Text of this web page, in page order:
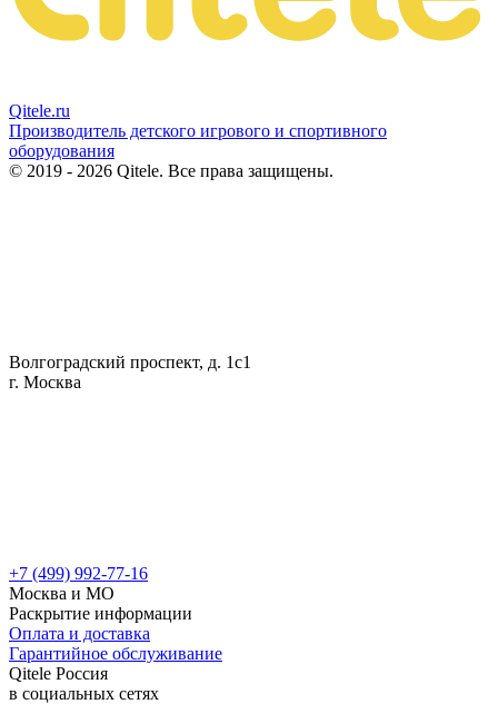
Qitele.ru
Производитель детского игрового и спортивного
оборудования
© 2019 - 2026 Qitele. Все права защищены.
Волгоградский проспект, д. 1с1
г. Москва
+7 (499) 992-77-16
Москва и МО
Раскрытие информации
Оплата и доставка
Гарантийное обслуживание
Qitele Россия
в социальных сетях